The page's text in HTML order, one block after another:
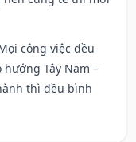
công việc đều
Tây Nam –
thì đều bình